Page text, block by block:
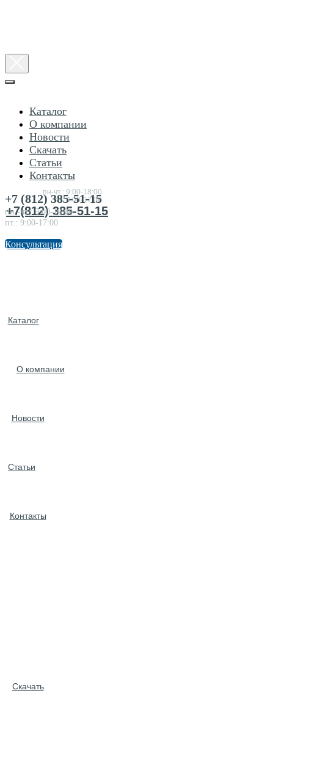
Консультация
пн-чт.: 9:00-18:00
пт.:9:00-17:00
+7(812) 385-51-15
Каталог
О компании
Новости
Статьи
Контакты
Скачать
Каталог
О компании
Новости
Скачать
Статьи
Контакты
+7 (812) 385-51-15
пн.-чт.: 9:00-18:00
пт.: 9:00-17:00
Консультация